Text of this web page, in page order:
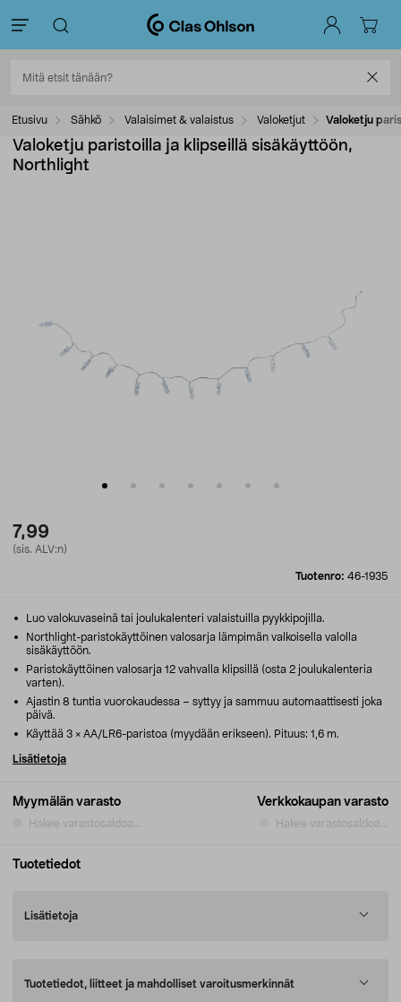
Etusivu Sähkö Valaisimet & valaistus Valoketjut Valoketju
Valoketju paristoilla ja klipseillä sisäkäyttöön,
Northlight
7,99
(sis. ALV:n)
Tuotenro: 46-1935
Myymälän varasto
Hakee varastosaldoa...
Verkkokaupan varasto
Hakee varastosaldoa...
Luo valokuvaseinä tai joulukalenteri valaistuilla pyykkipojilla.
Northlight-paristokäyttöinen valosarja lämpimän valkoisella valolla
sisäkäyttöön.
Paristokäyttöinen valosarja 12 vahvalla klipsillä (osta 2 joulukalenteria
varten).
Ajastin 8 tuntia vuorokaudessa – syttyy ja sammuu automaattisesti joka
päivä.
Käyttää 3 × AA/LR6-paristoa (myydään erikseen). Pituus: 1,6 m.
Lisätietoja
Tuotetiedot
Lisätietoja
Tuotetiedot, liitteet ja mahdolliset varoitusmerkinnät